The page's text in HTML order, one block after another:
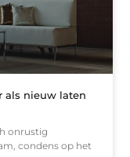
als nieuw laten
onrustig
condens op het